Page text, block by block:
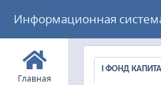
Информационная
Главная
I ФОНД